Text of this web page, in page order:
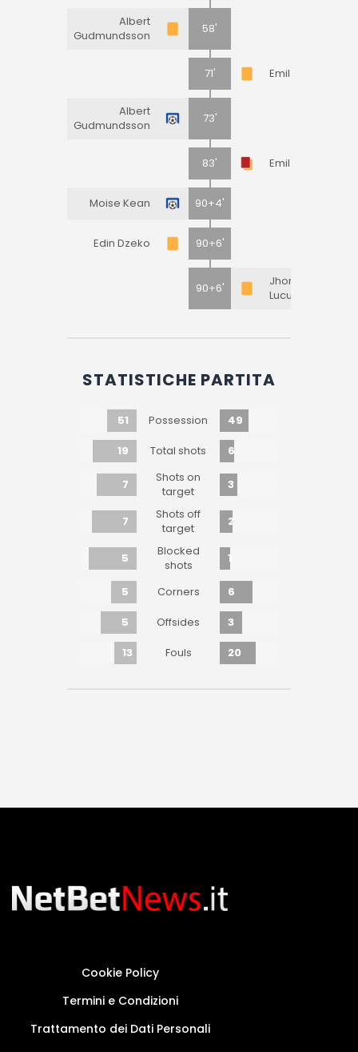
Albert
Gudmundsson
58'
71' Emil Holm
Albert
Gudmundsson
73'
83' Emil Holm
Moise Kean 90+4'
Edin Dzeko 90+6'
90+6'
Jhon
Lucumí
STATISTICHE PARTITA
51 Possession
49
19
Total shots 6
7
Shots on
target
3
7
Shots off
target
2
5
Blocked
shots
1
5 Corners
6
5
Offsides
3
13
Fouls 20
Cookie Policy
Termini e Condizioni
Trattamento dei Dati Personali